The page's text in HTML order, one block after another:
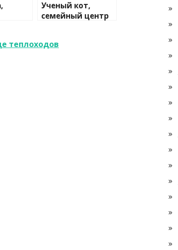
Ученый кот,
семейный центр
теплоходов